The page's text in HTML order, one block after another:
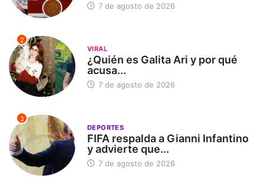
7 de agosto de 2026
2
VIRAL
¿Quién es Galita Ari y por qué
acusa...
7 de agosto de 2026
3
DEPORTES
FIFA respalda a Gianni Infantino
y advierte que...
7 de agosto de 2026